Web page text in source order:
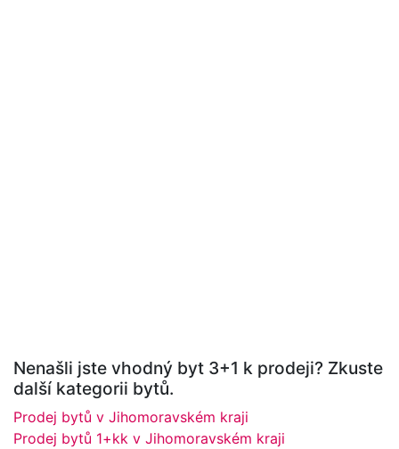
Nenašli jste vhodný byt 3+1 k prodeji? Zkuste
další kategorii bytů.
Prodej bytů v Jihomoravském kraji
Prodej bytů 1+kk v Jihomoravském kraji